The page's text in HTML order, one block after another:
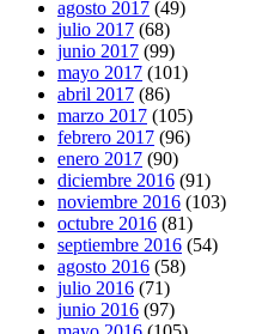
agosto 2017 (49)
julio 2017 (68)
junio 2017 (99)
mayo 2017 (101)
abril 2017 (86)
marzo 2017 (105)
febrero 2017 (96)
enero 2017 (90)
diciembre 2016 (91)
noviembre 2016 (103)
octubre 2016 (81)
septiembre 2016 (54)
agosto 2016 (58)
julio 2016 (71)
junio 2016 (97)